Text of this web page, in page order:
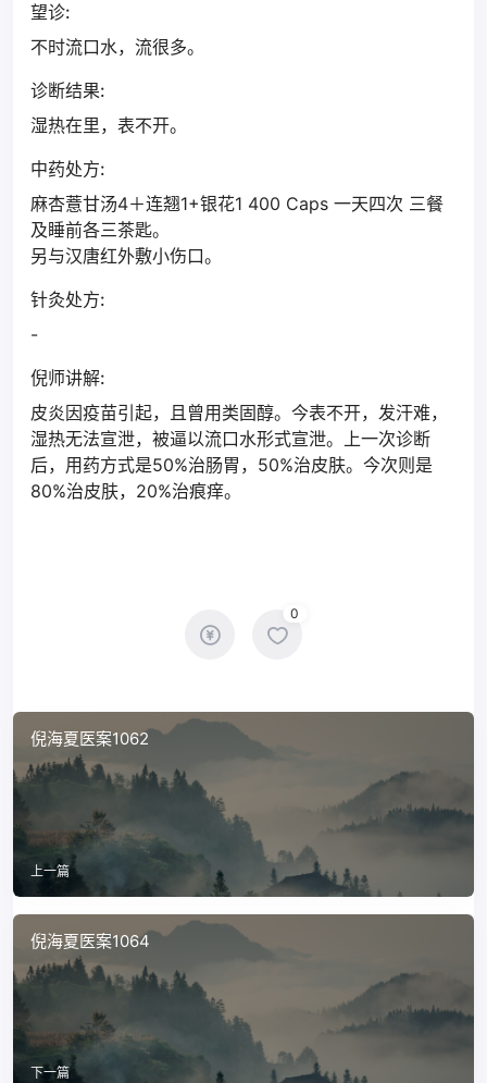
望诊:
不时流口水，流很多。
诊断结果:
湿热在里，表不开。
中药处方:
麻杏薏甘汤4＋连翘1+银花1 400 Caps 一天四次 三餐
及睡前各三茶匙。
另与汉唐红外敷小伤口。
针灸处方:
-
倪师讲解:
皮炎因疫苗引起，且曾用类固醇。今表不开，发汗难，
湿热无法宣泄，被逼以流口水形式宣泄。上一次诊断
后，用药方式是50%治肠胃，50%治皮肤。今次则是
80%治皮肤，20%治痕痒。
0
倪海夏医案1062
上一篇
倪海夏医案1064
下一篇